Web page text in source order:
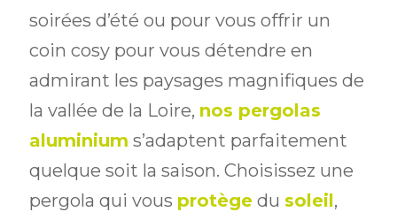
soirées d’été ou pour vous offrir un
coin cosy pour vous détendre en
admirant les paysages magnifiques de
la vallée de la Loire, nos pergolas
aluminium s’adaptent parfaitement
quelque soit la saison. Choisissez une
pergola qui vous protège du soleil,